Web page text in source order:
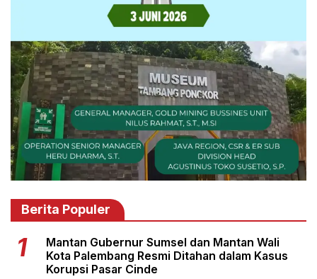
Berita Populer
Mantan Gubernur Sumsel dan Mantan Wali
Kota Palembang Resmi Ditahan dalam Kasus
Korupsi Pasar Cinde